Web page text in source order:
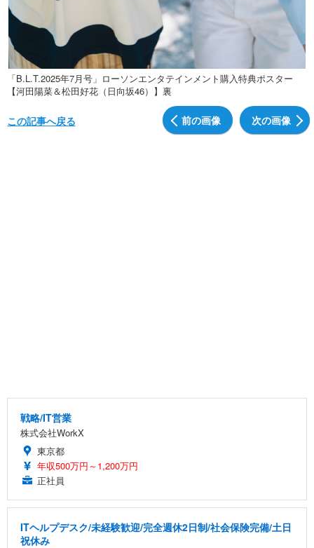
「B.L.T.2025年7月号」ローソンエンタテインメント購入特典ポスター
【河田陽菜＆松田好花（日向坂46）】裏
前の画像 次の画像
この記事へ戻る
戦略/IT営業
株式会社WorkX
東京都
年収500万円～1,200万円
正社員
ITヘルプデスク/未経験歓迎/完全週休2日制/社会保険完備/土日
祝休み